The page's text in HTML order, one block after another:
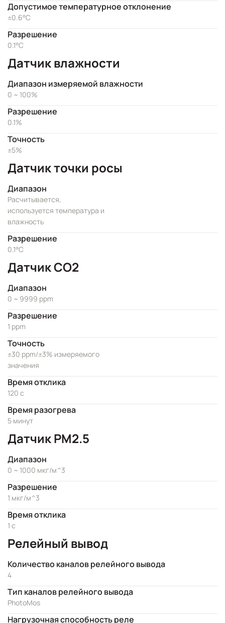
Допустимое температурное отклонение
±0.6°C
Разрешение
0.1°C
Датчик влажности
Диапазон измеряемой влажности
0 ~ 100%
Разрешение
0.1%
Точность
±5%
Датчик точки росы
Диапазон
Расчитывается,
используется температура и
влажность
Разрешение
0.1°C
Датчик CO2
Диапазон
0 ~ 9999 ppm
Разрешение
1 ppm
Точность
±30 ppm/±3% измеряемого
значения
Время отклика
120 с
Время разогрева
5 минут
Датчик PM2.5
Диапазон
0 ~ 1000 мкг/м^3
Разрешение
1 мкг/м^3
Время отклика
1 с
Релейный вывод
Количество каналов релейного вывода
4
Тип каналов релейного вывода
PhotoMos
Нагрузочная способность реле